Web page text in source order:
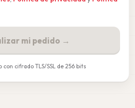
mi pedido →
con cifrado TLS/SSL de 256 bits